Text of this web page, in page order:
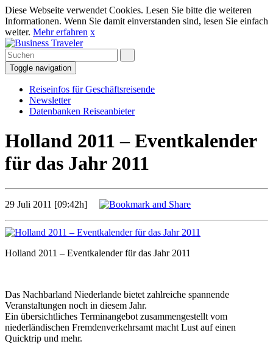
Diese Webseite verwendet Cookies. Lesen Sie bitte die weiteren
Informationen. Wenn Sie damit einverstanden sind, lesen Sie einfach
weiter. Mehr erfahren x
Toggle navigation
Reiseinfos für Geschäftsreisende
Newsletter
Datenbanken Reiseanbieter
Holland 2011 – Eventkalender
für das Jahr 2011
29 Juli 2011 [09:42h]
Holland 2011 – Eventkalender für das Jahr 2011
Das Nachbarland Niederlande bietet zahlreiche spannende
Veranstaltungen noch in diesem Jahr.
Ein übersichtliches Terminangebot zusammengestellt vom
niederländischen Fremdenverkehrsamt macht Lust auf einen
Quicktrip und mehr.